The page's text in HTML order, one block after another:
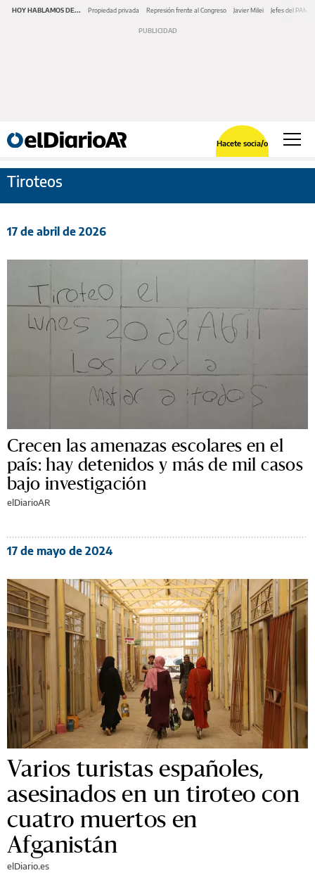
HOY HABLAMOS DE... Propiedad privada Represión frente al Congreso Javier Milei Jefes del PAMI
Hacete socia/o
Tiroteos
17 de abril de 2026
Crecen las amenazas escolares en el
país: hay detenidos y más de mil casos
bajo investigación
elDiarioAR
17 de mayo de 2024
Varios turistas españoles,
asesinados en un tiroteo con
cuatro muertos en
Afganistán
elDiario.es